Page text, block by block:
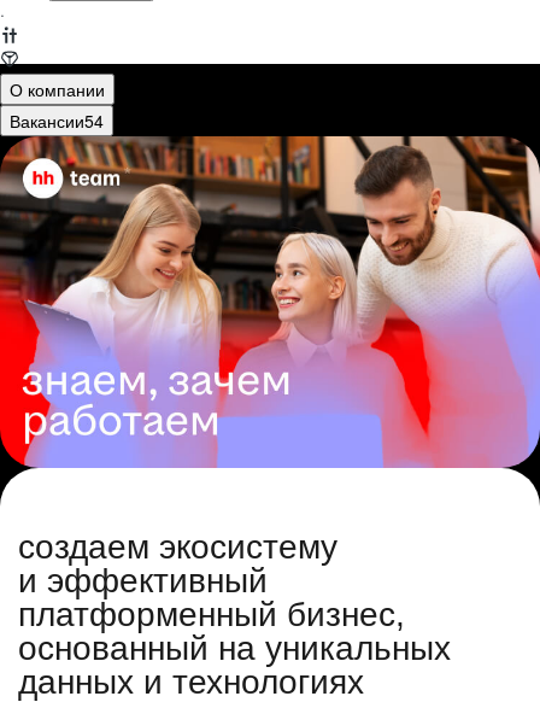
·
О компании
Вакансии54
создаем экосистему
и эффективный
платформенный бизнес,
основанный на уникальных
данных и технологиях